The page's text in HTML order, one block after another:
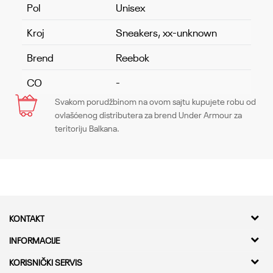
Pol
Unisex
Kroj
Sneakers, xx-unknown
Brend
Reebok
CO
-
Ime/Nadimak
Svakom porudžbinom na ovom sajtu kupujete robu od
ovlašćenog distributera za brend Under Armour za
teritoriju Balkana.
KONTAKT
Kvantum Sport d.o.o.
Adresa
INFORMACIJE
O nama
KORISNIČKI SERVIS